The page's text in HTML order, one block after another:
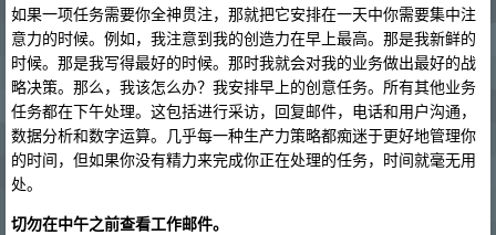
如果一项任务需要你全神贯注，那就把它安排在一天中你需要集中注
意力的时候。例如，我注意到我的创造力在早上最高。那是我新鲜的
时候。那是我写得最好的时候。那时我就会对我的业务做出最好的战
略决策。那么，我该怎么办？我安排早上的创意任务。所有其他业务
任务都在下午处理。这包括进行采访，回复邮件，电话和用户沟通，
数据分析和数字运算。几乎每一种生产力策略都痴迷于更好地管理你
的时间，但如果你没有精力来完成你正在处理的任务，时间就毫无用
处。
切勿在中午之前查看工作邮件。